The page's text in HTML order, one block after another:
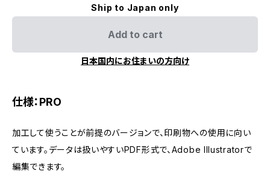
Ship to Japan only
Add to cart
日本国内にお住まいの方向け
仕様：PRO
加工して使うことが前提のバージョンで、印刷物への使用に向い
ています。データは扱いやすいPDF形式で、Adobe Illustratorで
編集できます。